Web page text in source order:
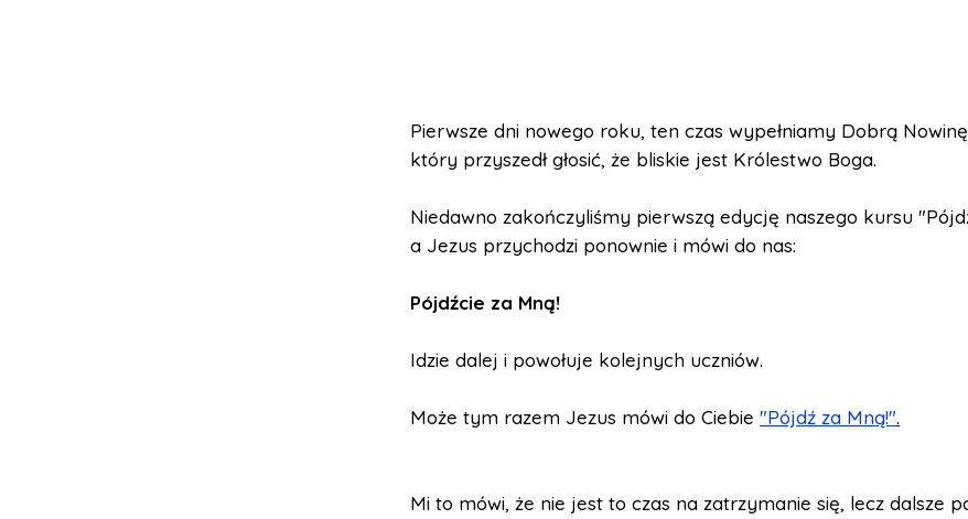
Pierwsze dni nowego roku, ten czas wypełniamy Dobrą
który przyszedł głosić, że bliskie jest Królestwo Boga.
Niedawno zakończyliśmy pierwszą edycję naszego kursu
a Jezus przychodzi ponownie i mówi do nas:
Pójdźcie za Mną!
Idzie dalej i powołuje kolejnych uczniów.
Może tym razem Jezus mówi do Ciebie "Pójdź za Mną!".
Mi to mówi, że nie jest to czas na zatrzymanie się, lecz dalsze